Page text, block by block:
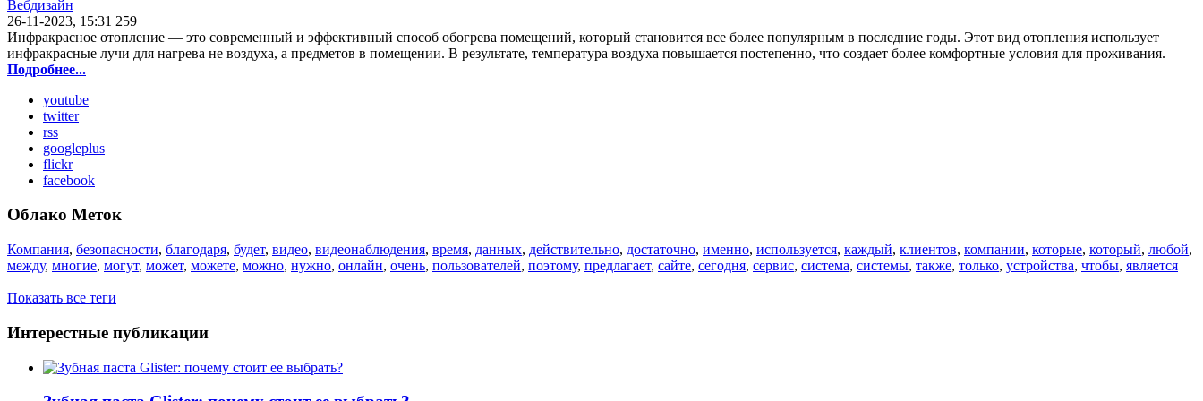
Вебдизайн
26-11-2023, 15:31 259
Инфракрасное отопление — это современный и эффективный способ обогрева помещений, который становится все более популярным в последние годы. Этот вид отопления использует
инфракрасные лучи для нагрева не воздуха, а предметов в помещении. В результате, температура воздуха повышается постепенно, что создает более комфортные условия для проживания.
Подробнее...
youtube
twitter
rss
googleplus
flickr
facebook
Облако Меток
Компания, безопасности, благодаря, будет, видео, видеонаблюдения, время, данных, действительно, достаточно, именно, используется, каждый, клиентов, компании, которые, который, любой,
между, многие, могут, может, можете, можно, нужно, онлайн, очень, пользователей, поэтому, предлагает, сайте, сегодня, сервис, система, системы, также, только, устройства, чтобы, является
Показать все теги
Интерестные публикации